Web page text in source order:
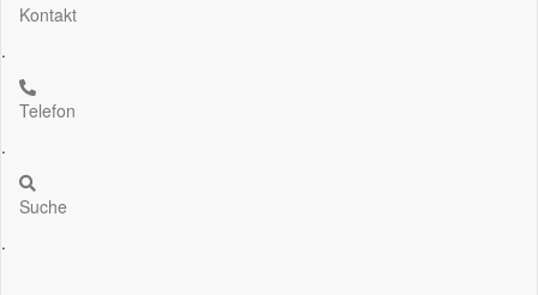
Kontakt
.
Telefon
.
Suche
.